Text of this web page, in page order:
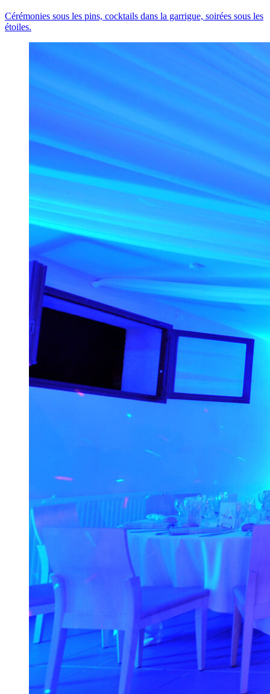
Cérémonies sous les pins, cocktails dans la garrigue, soirées sous les
étoiles.